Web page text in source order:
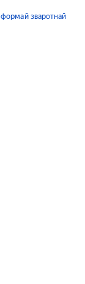
формай зваротнай